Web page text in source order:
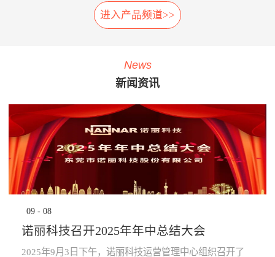
扩大及危险的发生。 系统组
成： 1、胎压传感器· 安装在
走行轮、导向轮、稳定轮气门
运算，并对运行数据进行存
TCMS网络监控终端。 系统
功能： · 导向轮胎压值及温度
的实时监测，并对异常状态报
警；· 稳定轮胎压值及温度的
实时监测，并对异常状态报
警；· 走行轮胎压值及温度的
实时监测，并对异常状态报
分析校验，提前预知轮胎异常
状态进行预防性报警提
示。 产品优势： · 采用进口定
制的专业级精密胎压监测芯
延长车辆设备的生命周期。
· 提升员工生产力：管理层通
过系统设定各项绩效指标，系
“公开、全貌、闭环”的分析及
预警，可有效激励员工主动提
“指哪打哪”的调控指挥棒与全
员自主对照改善的作用。· 提
升管理的水平：一方面，对车
辆设备故障、检修效率等量化
分析，将充分暴露管理的薄弱
环节，为有针对性提升管理水
平提供依据；另一方面，系统
提升地铁运营企业运营管理能
力。· 为决策提供依据：车辆
设备健康状态、车辆检修作业
车载弓网动态监测系统是一种
车载受电弓实时自动化、动态
测弓网状态和主要工作参数，
系统除了对弓网各种状态检测
外，还将自动记录每次被检测
的弓网状态异常时的图像及数
据。通过视觉分析技术，对受
电弓在行车时的状态监控，使
列车员能够及时了解车辆受电
弓故障，保证列车安全运
行。 分系统： 1、车载数据采
摄像机、光源、电源、工控
机、3G无线网络设备等。2、
公共网络· 通过公共网络进行
数据传输。· 网络可以采用
轮对在线检测系统安装在正线
站端或车辆段的入段线上，具
探测、制动闸片磨耗检测、自
动识别列车车号、自动判别行
及数据管理等功能，能做到故
障定位及故障跟踪。通过计算
机软件分析，实现对车辆轮对
安全状态进行预报，使列检工
人及时发现并处理车辆故障，
为列车安全运营保驾护航。
产品子系统： 车号图像
统 轮对尺寸检测系统
轴温在线检测系统 产品优
势： 1、体积小:采用了多
进入产品频道>>
News
新闻资讯
09 - 08
诺丽科技召开2025年年中总结大会
2025年9月3日下午，诺丽科技运营管理中心组织召开了